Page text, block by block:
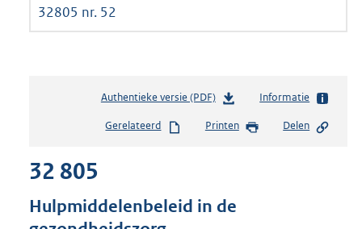
32805 nr. 52
Authentieke versie (PDF)b
s
s
Informatie
Gerelateerd Printen Delen
32 805
Hulpmiddelenbeleid in de